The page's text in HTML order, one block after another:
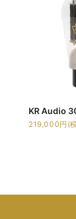
KR Audio
219,000円(